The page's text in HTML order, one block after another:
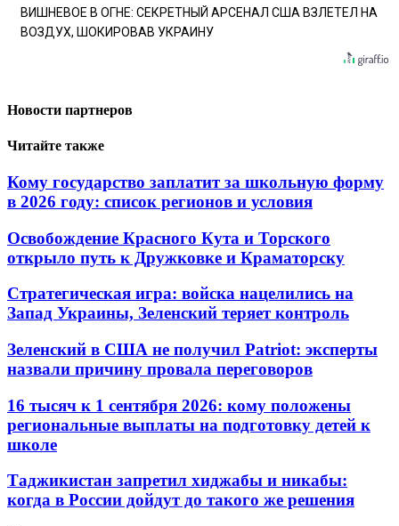
ВИШНЕВОЕ В ОГНЕ: СЕКРЕТНЫЙ АРСЕНАЛ США ВЗЛЕТЕЛ НА
ВОЗДУХ, ШОКИРОВАВ УКРАИНУ
Новости партнеров
Читайте также
Кому государство заплатит за школьную форму
в 2026 году: список регионов и условия
Освобождение Красного Кута и Торского
открыло путь к Дружковке и Краматорску
Стратегическая игра: войска нацелились на
Запад Украины, Зеленский теряет контроль
Зеленский в США не получил Patriot: эксперты
назвали причину провала переговоров
16 тысяч к 1 сентября 2026: кому положены
региональные выплаты на подготовку детей к
школе
Таджикистан запретил хиджабы и никабы:
когда в России дойдут до такого же решения